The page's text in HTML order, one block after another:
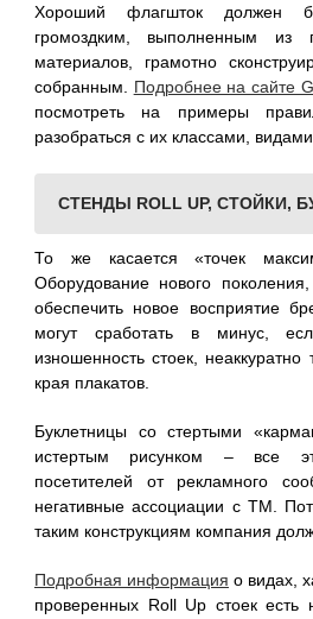
Хороший флагшток должен
громоздким, выполненным из
материалов, грамотно
собранным. Подробнее на сайте
посмотреть на примеры
разобраться с их классами,
СТЕНДЫ ROLL UP, СТОЙКИ,
То же касается «точек
Оборудование нового
обеспечить новое восприятие
могут сработать в минус,
изношенность стоек,
края плакатов.
Буклетницы со стертыми
истертым рисунком – все
посетителей от рекламного
негативные ассоциации с ТМ.
таким конструкциям компания
Подробная информация о видах,
проверенных Roll Up стоек есть